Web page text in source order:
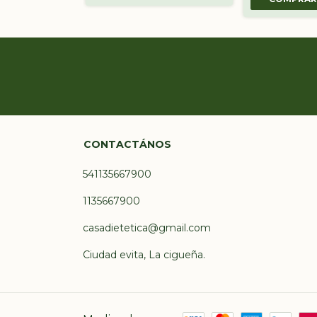
CONTACTÁNOS
541135667900
1135667900
casadietetica@gmail.com
Ciudad evita, La cigueña.